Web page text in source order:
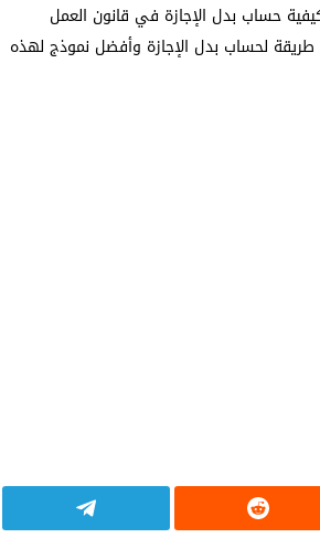
حساب بدل الإجازة في قانون العمل
لحساب بدل الإجازة وأفضل نموذج لهذه